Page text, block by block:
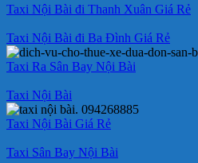
Taxi Nội Bài đi Thanh Xuân Giá Rẻ
Taxi Nội Bài đi Ba Đình Giá Rẻ
Taxi Ra Sân Bay Nội Bài
Taxi Nội Bài
Taxi Nội Bài Giá Rẻ
Taxi Sân Bay Nội Bài